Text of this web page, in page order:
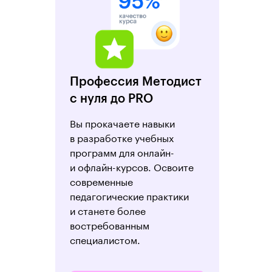
Профессия Методист
с нуля до PRO
Вы прокачаете навыки
в разработке учебных
программ для онлайн-
и офлайн-курсов. Освоите
современные
педагогические практики
и станете более
востребованным
специалистом.